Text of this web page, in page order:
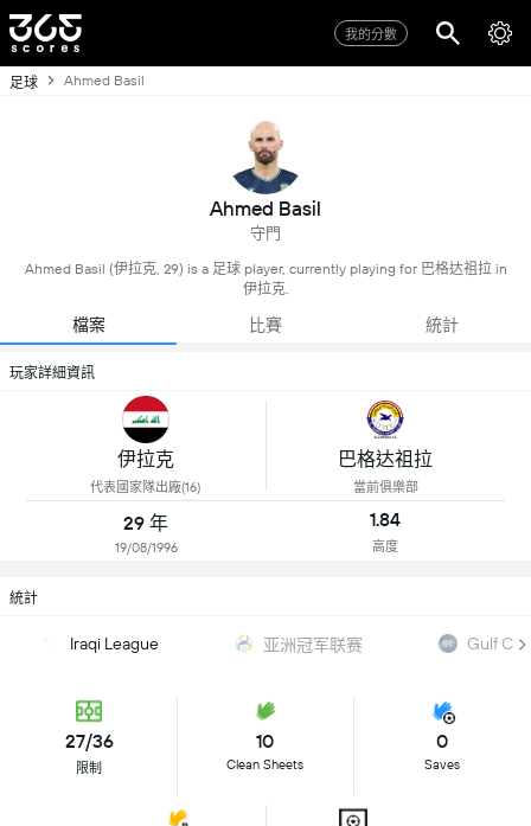
我的分數
足球 Ahmed Basil
Ahmed Basil
守門
Ahmed Basil (伊拉克, 29) is a 足球 player, currently playing for 巴格达祖拉 in
伊拉克.
檔案 比賽 統計
玩家詳細資訊
伊拉克
代表國家隊出廠(16)
巴格达祖拉
當前俱樂部
29 年
19/08/1996
1.84
高度
統計
Iraqi League 亚洲冠军联赛 Gulf
27/36
限制
10
Clean Sheets
0
Saves